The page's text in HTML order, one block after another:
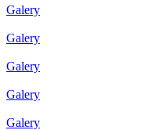
Galery
Galery
Galery
Galery
Galery